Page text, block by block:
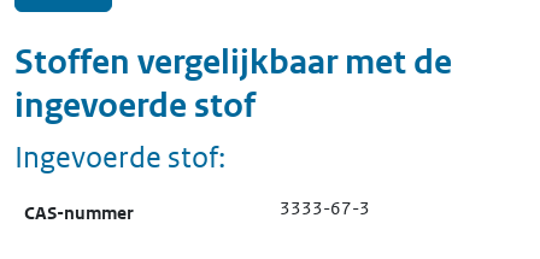
Stoffen vergelijkbaar met de
ingevoerde stof
Ingevoerde stof:
CAS-nummer 3333-67-3